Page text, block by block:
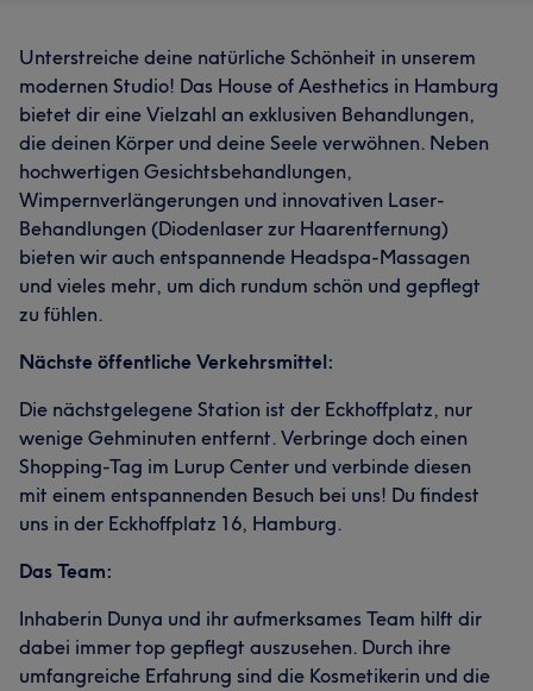
Unterstreiche deine natürliche Schönheit in unserem
modernen Studio! Das House of Aesthetics in Hamburg
bietet dir eine Vielzahl an exklusiven Behandlungen,
die deinen Körper und deine Seele verwöhnen. Neben
hochwertigen Gesichtsbehandlungen,
Wimpernverlängerungen und innovativen Laser-
Behandlungen (Diodenlaser zur Haarentfernung)
bieten wir auch entspannende Headspa-Massagen
und vieles mehr, um dich rundum schön und gepflegt
zu fühlen.
Nächste öffentliche Verkehrsmittel:
Die nächstgelegene Station ist der Eckhoffplatz, nur
wenige Gehminuten entfernt. Verbringe doch einen
Shopping-Tag im Lurup Center und verbinde diesen
mit einem entspannenden Besuch bei uns! Du findest
uns in der Eckhoffplatz 16, Hamburg.
Das Team:
Inhaberin Dunya und ihr aufmerksames Team hilft dir
dabei immer top gepflegt auszusehen. Durch ihre
umfangreiche Erfahrung sind die Kosmetikerin und die